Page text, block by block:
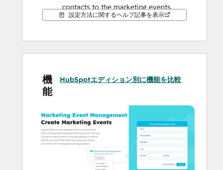
contacts to the marketing events.
View marketing event registration
manually update a contact's event
status.
That's it! No other external apps or custom
code required.
設定方法に関するヘルプ記事を表示
機
能
HubSpotエディション別に機能を比較